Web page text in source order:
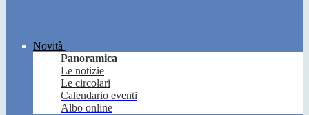
Novità
Panoramica
Le notizie
Le circolari
Calendario eventi
Albo online